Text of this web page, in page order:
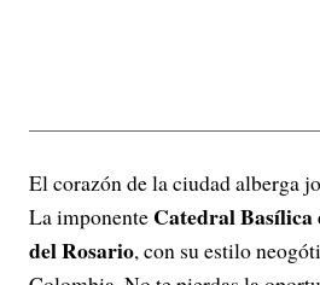
El corazón de la ciudad alberga
La imponente Catedral Basílica
del Rosario, con su estilo